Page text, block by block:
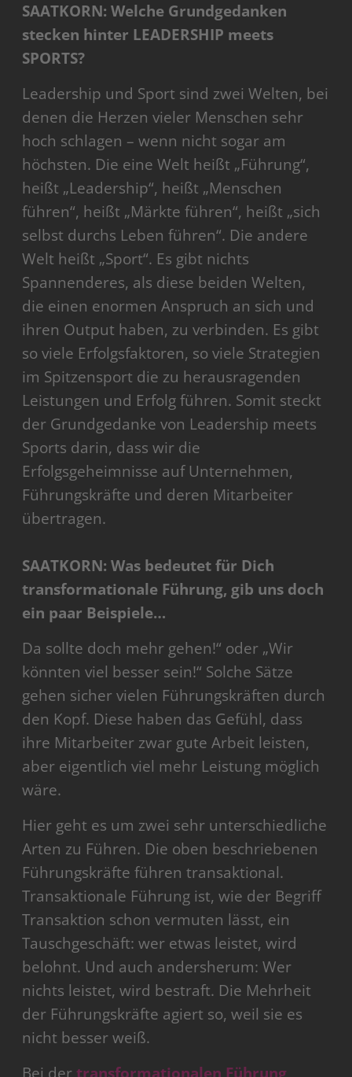
SAATKORN: Welche Grundgedanken
stecken hinter LEADERSHIP meets
SPORTS?
Leadership und Sport sind zwei Welten, bei
denen die Herzen vieler Menschen sehr
hoch schlagen – wenn nicht sogar am
höchsten. Die eine Welt heißt „Führung“,
heißt „Leadership“, heißt „Menschen
führen“, heißt „Märkte führen“, heißt „sich
selbst durchs Leben führen“. Die andere
Welt heißt „Sport“. Es gibt nichts
Spannenderes, als diese beiden Welten,
die einen enormen Anspruch an sich und
ihren Output haben, zu verbinden. Es gibt
so viele Erfolgsfaktoren, so viele Strategien
im Spitzensport die zu herausragenden
Leistungen und Erfolg führen. Somit steckt
der Grundgedanke von Leadership meets
Sports darin, dass wir die
Erfolgsgeheimnisse auf Unternehmen,
Führungskräfte und deren Mitarbeiter
übertragen.
SAATKORN: Was bedeutet für Dich
transformationale Führung, gib uns doch
ein paar Beispiele…
Da sollte doch mehr gehen!“ oder „Wir
könnten viel besser sein!“ Solche Sätze
gehen sicher vielen Führungskräften durch
den Kopf. Diese haben das Gefühl, dass
ihre Mitarbeiter zwar gute Arbeit leisten,
aber eigentlich viel mehr Leistung möglich
wäre.
Hier geht es um zwei sehr unterschiedliche
Arten zu Führen. Die oben beschriebenen
Führungskräfte führen transaktional.
Transaktionale Führung ist, wie der Begriff
Transaktion schon vermuten lässt, ein
Tauschgeschäft: wer etwas leistet, wird
belohnt. Und auch andersherum: Wer
nichts leistet, wird bestraft. Die Mehrheit
der Führungskräfte agiert so, weil sie es
nicht besser weiß.